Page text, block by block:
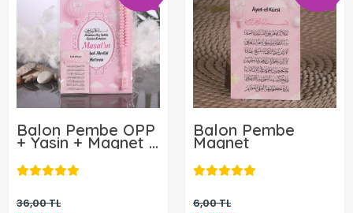
Balon Pembe OPP
+ Yasin + Magnet +
Tesbih
36,00 TL
25,00 TL
Balon Pembe
Magnet
6,00 TL
5,00 TL